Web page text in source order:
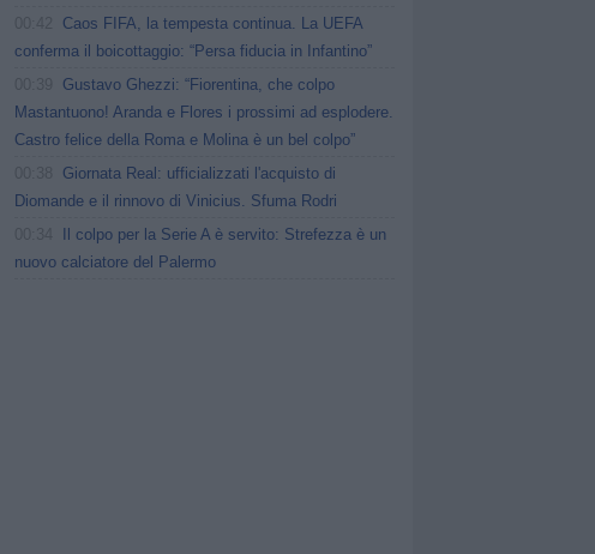
Caos FIFA, la tempesta continua. La UEFA
conferma il boicottaggio: “Persa fiducia in Infantino”
Gustavo Ghezzi: “Fiorentina, che colpo
Mastantuono! Aranda e Flores i prossimi ad esplodere.
Castro felice della Roma e Molina è un bel colpo”
Giornata Real: ufficializzati l'acquisto di
Diomande e il rinnovo di Vinicius. Sfuma Rodri
Il colpo per la Serie A è servito: Strefezza è un
nuovo calciatore del Palermo